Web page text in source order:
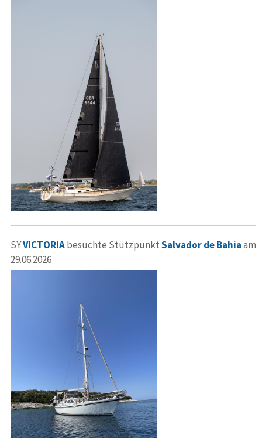
SYVICTORIAbesuchte StützpunktSalvador de Bahiaam
29.06.2026